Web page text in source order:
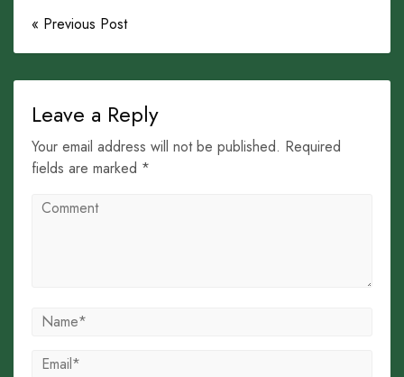
« Previous Post
Leave a Reply
Your email address will not be published. Required
fields are marked *